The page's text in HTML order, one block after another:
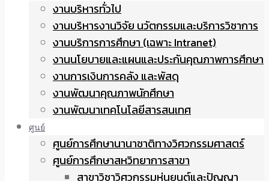
งานบริหารทั่วไป
งานบริหารงานวิจัย นวัตกรรมและบริการวิชาการ
งานบริการการศึกษา (เฉพาะ Intranet)
งานนโยบายและแผนและประกันคุณภาพการศึกษา
งานการเงินการคลัง และพัสดุ
งานพัฒนาคุณภาพนักศึกษา
งานพัฒนาเทคโนโลยีสารสนเทศ
ศูนย์
ศูนย์การศึกษานานาชาติทางวิศวกรรมศาสตร์
ศูนย์การศึกษาสหวิทยาการสาขา
สาขาวิชาวิศวกรรมหุ่นยนต์และปัญญา